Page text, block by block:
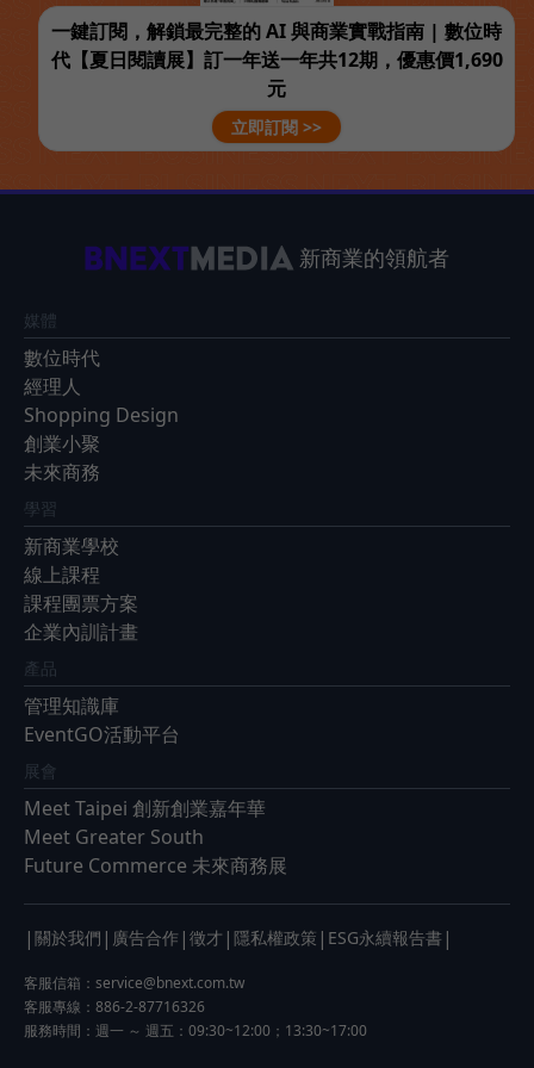
一鍵訂閱，解鎖最完整的 AI 與商業實戰指南 | 數位時
代【夏日閱讀展】訂一年送一年共12期，優惠價1,690
元
立即訂閱 >>
新商業的領航者
媒體
數位時代
經理人
Shopping Design
創業小聚
未來商務
學習
新商業學校
線上課程
課程團票方案
企業內訓計畫
產品
管理知識庫
EventGO活動平台
展會
Meet Taipei 創新創業嘉年華
Meet Greater South
Future Commerce 未來商務展
| 關於我們 | 廣告合作 | 徵才 | 隱私權政策 | ESG永續報告書 |
客服信箱： service@bnext.com.tw
客服專線：886-2-87716326
服務時間：週一 ～ 週五：09:30~12:00；13:30~17:00